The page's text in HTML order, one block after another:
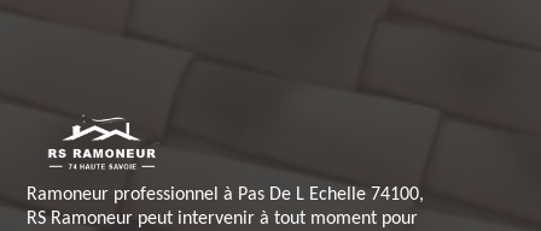
Ramoneur professionnel à Pas De L Echelle 74100,
RS Ramoneur peut intervenir à tout moment pour